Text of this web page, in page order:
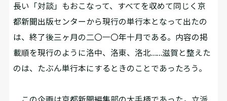
長い「対談」もおこなって、すべてを収めて同じく京
都新聞出版センターから現行の単行本となって出たの
は、終了後三ヶ月の二〇一〇年十月である。内容の掲
載順を現行のように洛中、洛東、洛北……滋賀と整えた
のは、たぶん単行本にするときのことであったろう。